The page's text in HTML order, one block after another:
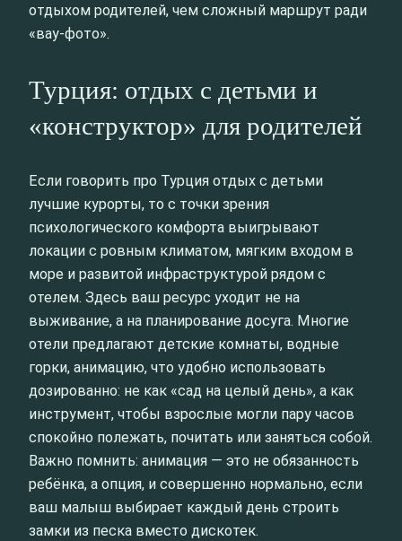
отдыхом родителей, чем сложный маршрут ради
«вау-фото».
Турция: отдых с детьми и
«конструктор» для родителей
Если говорить про Турция отдых с детьми
лучшие курорты, то с точки зрения
психологического комфорта выигрывают
локации с ровным климатом, мягким входом в
море и развитой инфраструктурой рядом с
отелем. Здесь ваш ресурс уходит не на
выживание, а на планирование досуга. Многие
отели предлагают детские комнаты, водные
горки, анимацию, что удобно использовать
дозированно: не как «сад на целый день», а как
инструмент, чтобы взрослые могли пару часов
спокойно полежать, почитать или заняться собой.
Важно помнить: анимация — это не обязанность
ребёнка, а опция, и совершенно нормально, если
ваш малыш выбирает каждый день строить
замки из песка вместо дискотек.